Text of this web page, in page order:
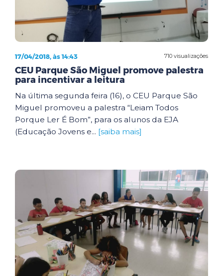
710 visualizações
17/04/2018, às 14:43
CEU Parque São Miguel promove palestra
para incentivar a leitura
Na última segunda feira (16), o CEU Parque São
Miguel promoveu a palestra “Leiam Todos
Porque Ler É Bom”, para os alunos da EJA
(Educação Jovens e... [saiba mais]